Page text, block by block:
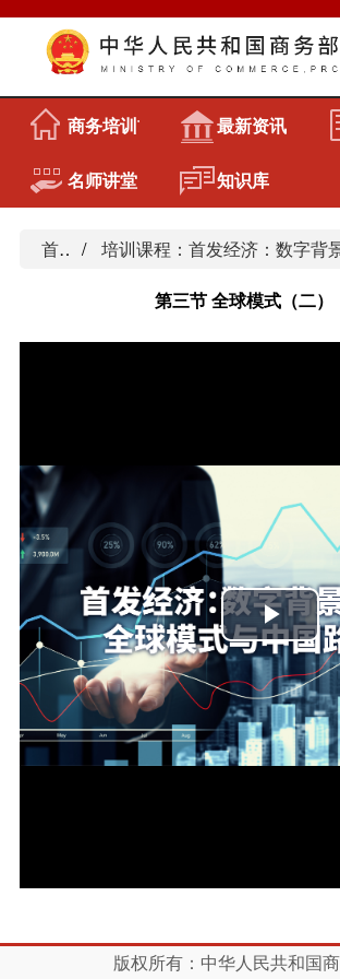
商务培训首页 最新资讯
名师讲堂 知识库
首页 培训课程：首发经济：数字背景下的
第三节 全球模式（二）
播
放
视
版权所有：中华人民共和国